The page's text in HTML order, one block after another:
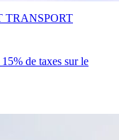
de taxes sur le
TRANSPORT